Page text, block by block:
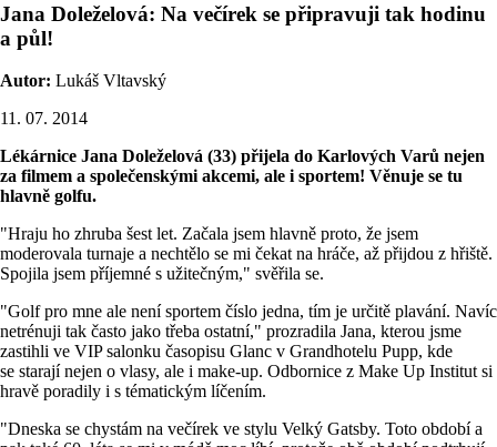
Jana Doleželová: Na večírek se připravuji tak hodinu
a půl!
Autor: Lukáš Vltavský
11. 07. 2014
Lékárnice Jana Doleželová (33) přijela do Karlových Varů nejen
za filmem a společenskými akcemi, ale i sportem! Věnuje se tu
hlavně golfu.
"Hraju ho zhruba šest let. Začala jsem hlavně proto, že jsem
moderovala turnaje a nechtělo se mi čekat na hráče, až přijdou z hřiště.
Spojila jsem příjemné s užitečným," svěřila se.
"Golf pro mne ale není sportem číslo jedna, tím je určitě plavání. Navíc
netrénuji tak často jako třeba ostatní," prozradila Jana, kterou jsme
zastihli ve VIP salonku časopisu Glanc v Grandhotelu Pupp, kde
se starají nejen o vlasy, ale i make-up. Odbornice z Make Up Institut si
hravě poradily i s tématickým líčením.
"Dneska se chystám na večírek ve stylu Velký Gatsby. Toto období a